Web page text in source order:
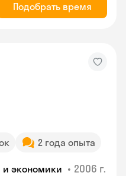
Подобрать время
2 года опыта
и экономики • 2006 г.